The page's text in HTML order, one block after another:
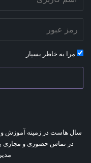
مرا به خاطر بسپار
سال هاست در زمینه آموزش و
در تماس حضوری و مجازی